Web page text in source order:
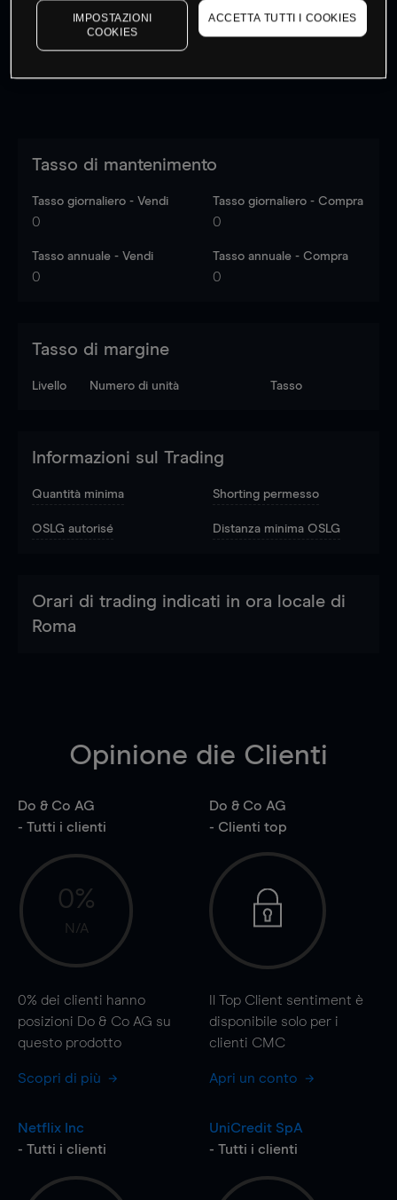
Log into see latest market data
Tasso di mantenimento
Tasso giornaliero - Vendi
0
Tasso giornaliero - Compra
0
Tasso annuale - Vendi
0
Tasso annuale - Compra
0
Tasso di margine
Livello Numero di unità Tasso
Informazioni sul Trading
Quantità minima Shorting permesso
OSLG autorisé Distanza minima OSLG
Orari di trading indicati in ora locale di
Roma
Opinione die Clienti
Do & Co AG
- Tutti i clienti
0%
N/A
0% dei clienti hanno
posizioni Do & Co AG su
questo prodotto
Scopri di più
Do & Co AG
- Clienti top
Il Top Client sentiment è
disponibile solo per i
clienti CMC
Apri un conto
Netflix Inc
- Tutti i clienti
UniCredit SpA
- Tutti i clienti
IMPOSTAZIONI
COOKIES
ACCETTA TUTTI I COOKIES